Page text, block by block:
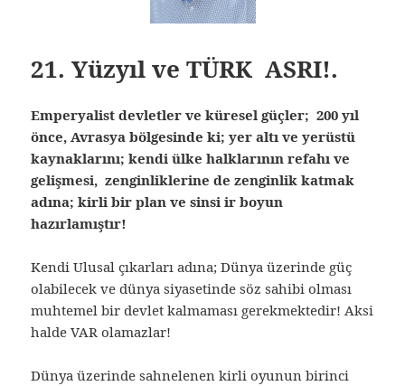
21. Yüzyıl ve TÜRK ASRI!.
Emperyalist devletler ve küresel güçler; 200 yıl
önce, Avrasya bölgesinde ki; yer altı ve yerüstü
kaynaklarını; kendi ülke halklarının refahı ve
gelişmesi, zenginliklerine de zenginlik katmak
adına; kirli bir plan ve sinsi ir boyun
hazırlamıştır!
Kendi Ulusal çıkarları adına; Dünya üzerinde güç
olabilecek ve dünya siyasetinde söz sahibi olması
muhtemel bir devlet kalmaması gerekmektedir! Aksi
halde VAR olamazlar!
Dünya üzerinde sahnelenen kirli oyunun birinci